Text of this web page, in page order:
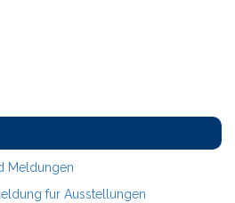
Meldungen
fur Ausstellungen